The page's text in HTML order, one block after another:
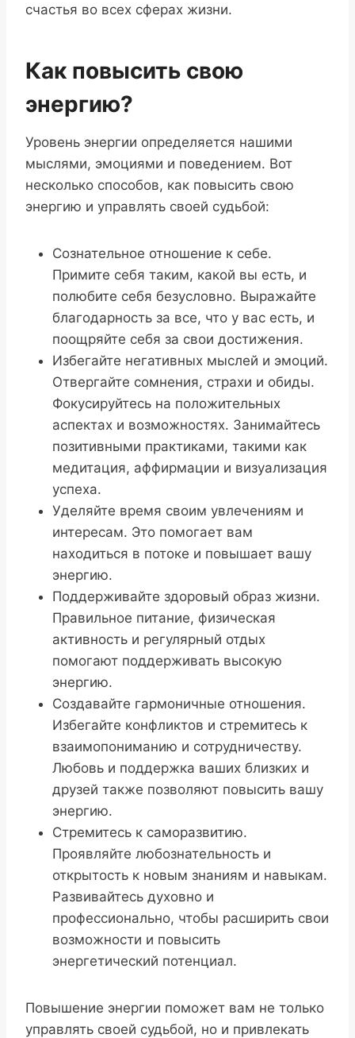
счастья во всех сферах жизни.
Как повысить свою
энергию?
Уровень энергии определяется нашими
мыслями, эмоциями и поведением. Вот
несколько способов, как повысить свою
энергию и управлять своей судьбой:
Сознательное отношение к себе.
Примите себя таким, какой вы есть, и
полюбите себя безусловно. Выражайте
благодарность за все, что у вас есть, и
поощряйте себя за свои достижения.
Избегайте негативных мыслей и эмоций.
Отвергайте сомнения, страхи и обиды.
Фокусируйтесь на положительных
аспектах и возможностях. Занимайтесь
позитивными практиками, такими как
медитация, аффирмации и визуализация
успеха.
Уделяйте время своим увлечениям и
интересам. Это помогает вам
находиться в потоке и повышает вашу
энергию.
Поддерживайте здоровый образ жизни.
Правильное питание, физическая
активность и регулярный отдых
помогают поддерживать высокую
энергию.
Создавайте гармоничные отношения.
Избегайте конфликтов и стремитесь к
взаимопониманию и сотрудничеству.
Любовь и поддержка ваших близких и
друзей также позволяют повысить вашу
энергию.
Стремитесь к саморазвитию.
Проявляйте любознательность и
открытость к новым знаниям и навыкам.
Развивайтесь духовно и
профессионально, чтобы расширить свои
возможности и повысить
энергетический потенциал.
Повышение энергии поможет вам не только
управлять своей судьбой, но и привлекать